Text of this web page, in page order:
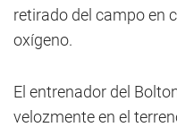
retirado del campo en
oxígeno.
El entrenador del
velozmente en el